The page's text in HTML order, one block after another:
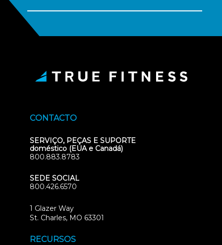
CONTACTO
SERVIÇO, PEÇAS E SUPORTE
doméstico (EUA e Canadá)
800.883.8783
SEDE SOCIAL
800.426.6570
1 Glazer Way
St. Charles, MO 63301
RECURSOS